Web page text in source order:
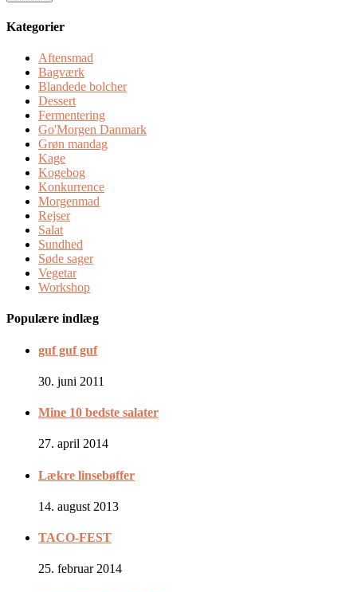
Kategorier
Aftensmad
Bagværk
Blandede bolcher
Dessert
Fermentering
Go'Morgen Danmark
Grøn mandag
Kage
Kogebog
Konkurrence
Morgenmad
Rejser
Salat
Sundhed
Søde sager
Vegetar
Workshop
Populære indlæg
guf guf guf
30. juni 2011
Mine 10 bedste salater
27. april 2014
Lækre linsebøffer
14. august 2013
TACO-FEST
25. februar 2014